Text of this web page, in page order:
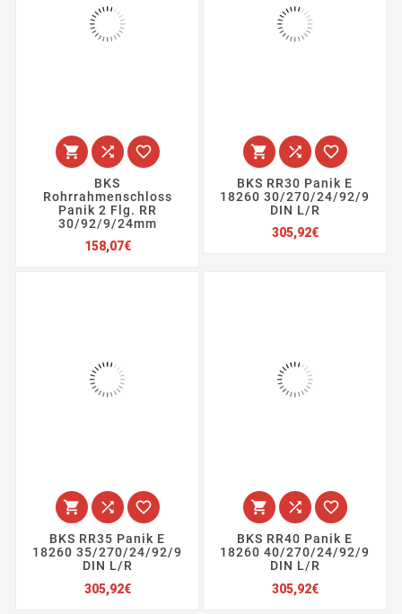
  
BKS
Rohrrahmenschloss
Panik 2 Flg. RR
30/92/9/24mm
158,07€Preis
  
BKS RR30 Panik E
18260 30/270/24/92/9
DIN L/R
305,92€Preis
  
BKS RR35 Panik E
18260 35/270/24/92/9
DIN L/R
305,92€Preis
  
BKS RR40 Panik E
18260 40/270/24/92/9
DIN L/R
305,92€Preis